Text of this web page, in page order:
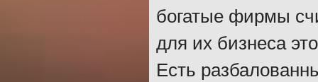
богатые фирмы
для их бизнеса
Есть